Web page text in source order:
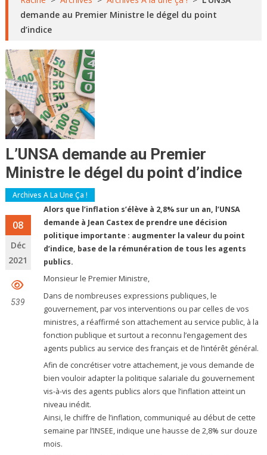
demande au Premier Ministre le dégel du point
d’indice
L’UNSA demande au Premier
Ministre le dégel du point d’indice
Archives A La Une Ça !
08
Déc
2021
539
Alors que l’inflation s’élève à 2,8% sur un an, l’UNSA
demande à Jean Castex de prendre une décision
politique importante : augmenter la valeur du point
d’indice, base de la rémunération de tous les agents
publics.
Monsieur le Premier Ministre,
Dans de nombreuses expressions publiques, le
gouvernement, par vos interventions ou par celles de vos
ministres, a réaffirmé son attachement au service public, à la
fonction publique et surtout a reconnu l’engagement des
agents publics au service des français et de l’intérêt général.
Afin de concrétiser votre attachement, je vous demande de
bien vouloir adapter la politique salariale du gouvernement
vis-à-vis des agents publics alors que l’inflation atteint un
niveau inédit.
Ainsi, le chiffre de l’inflation, communiqué au début de cette
semaine par l’INSEE, indique une hausse de 2,8% sur douze
mois.